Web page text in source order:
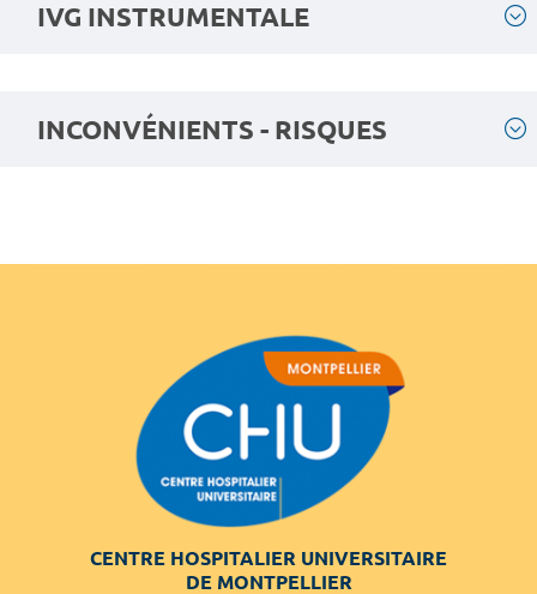
IVG INSTRUMENTALE
INCONVÉNIENTS - RISQUES
CENTRE HOSPITALIER UNIVERSITAIRE
DE MONTPELLIER